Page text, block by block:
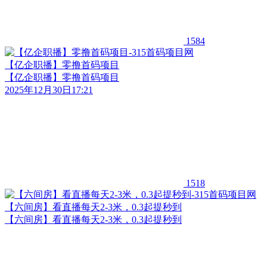
1584
【亿企职播】零撸首码项目
【亿企职播】零撸首码项目
2025年12月30日17:21
1518
【六间房】看直播每天2-3米，0.3起提秒到
【六间房】看直播每天2-3米，0.3起提秒到